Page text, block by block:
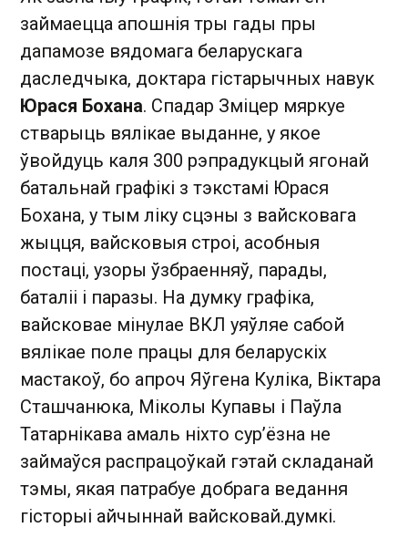
займаецца апошнія тры гады пры
дапамозе вядомага беларускага
даследчыка, доктара гістарычных навук
Юрася Бохана. Спадар Зміцер мяркуе
стварыць вялікае выданне, у якое
ўвойдуць каля 300 рэпрадукцый ягонай
батальнай графікі з тэкстамі Юрася
Бохана, у тым ліку сцэны з вайсковага
жыцця, вайсковыя строі, асобныя
постаці, узоры ўзбраенняў, парады,
баталіі і паразы. На думку графіка,
вайсковае мінулае ВКЛ уяўляе сабой
вялікае поле працы для беларускіх
мастакоў, бо апроч Яўгена Куліка, Віктара
Сташчанюка, Міколы Купавы і Паўла
Татарнікава амаль ніхто сур’ёзна не
займаўся распрацоўкай гэтай складанай
тэмы, якая патрабуе добрага ведання
гісторыі айчыннай вайсковай.думкі.